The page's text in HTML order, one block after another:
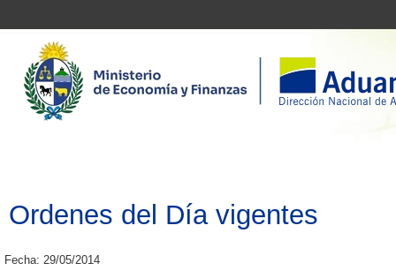
Ordenes del Día vigentes
Fecha: 29/05/2014